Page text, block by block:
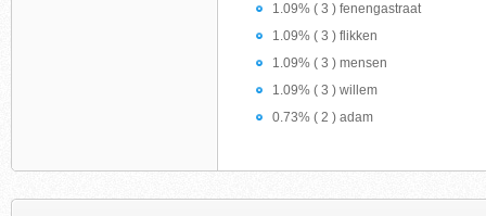
1.09% ( 3 ) fenengastraat
1.09% ( 3 ) flikken
1.09% ( 3 ) mensen
1.09% ( 3 ) willem
0.73% ( 2 ) adam